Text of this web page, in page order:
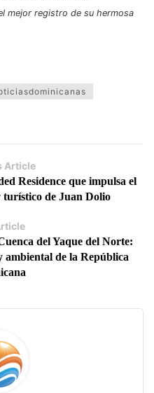
mejor registro de su hermosa
Article
Residence que impulsa el
de Juan Dolio
del Yaque del Norte:
de la República